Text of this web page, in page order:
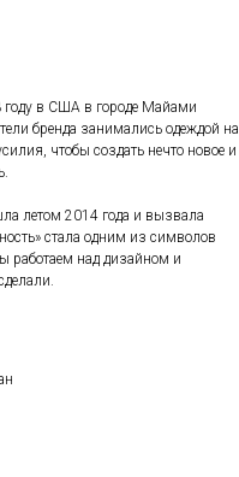
в США в городе Майами
бренда занимались одеждой на
чтобы создать нечто новое и
летом 2014 года и вызвала
стала одним из символов
работаем над дизайном и